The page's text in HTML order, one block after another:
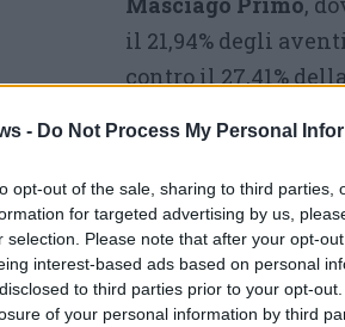
- Do Not Process My Personal
opt-out of the sale, sharing to third parties,
for targeted advertising by us,
selection. Please note that after your opt-
interest-based ads based on personal
to third parties prior to your opt-
of your personal information by third
il 21,94% degli
contro il 27,41%
Mombello
Golaseccacon il
ACasorate
rispetto al 17,45%
, dove il dato passa dal 18,87%